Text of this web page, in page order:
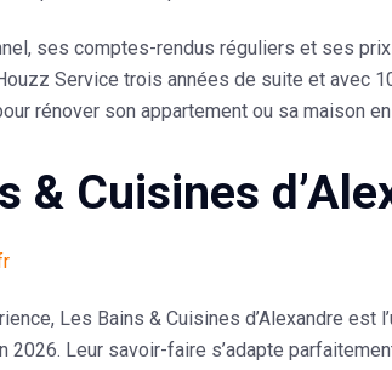
ses comptes-rendus réguliers et ses prix
Service trois années de suite et avec
rénover son appartement ou sa maison
& Cuisines
Les Bains & Cuisines d’Alexandre est
2026. Leur savoir-faire s’adapte